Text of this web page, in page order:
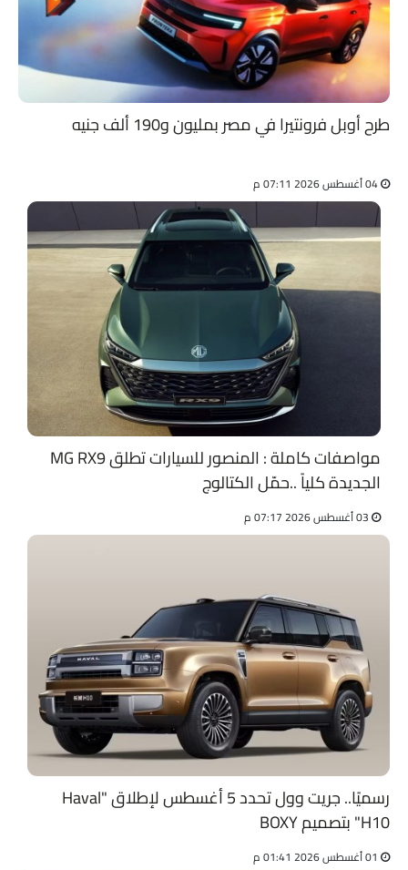
طرح أوبل فرونتيرا في مصر بمليون و190 ألف جنيه
مواصفات كاملة : المنصور للسيارات تطلق MG RX9
الجديدة كلياً ..حمّل الكتالوج
رسميًا.. جريت وول تحدد 5 أغسطس لإطلاق "Haval
H10" بتصميم BOXY